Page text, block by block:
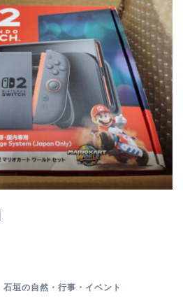
石垣の自然・行事・イベント